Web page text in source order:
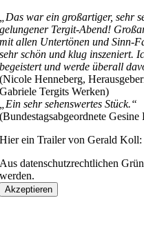
„Das war ein großartiger, sehr
gelungener Tergit-Abend!
mit allen Untertönen und Sinn-
sehr schön und klug inszeniert.
begeistert und werde überall
(Nicole Henneberg,
Gabriele Tergits Werken)
„Ein sehr sehenswertes Stück.“
(Bundestagsabgeordnete Gesine
Hier ein Trailer von Gerald Koll:
Aus datenschutzrechtlichen
werden.
Akzeptieren